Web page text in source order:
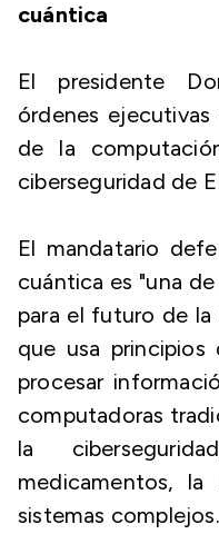
cuántica
El presidente
órdenes ejecutivas
de la
ciberseguridad de
El mandatario
cuántica es "una
para el futuro de la
que usa
procesar
computadoras
la
medicamentos,
sistemas complejos.